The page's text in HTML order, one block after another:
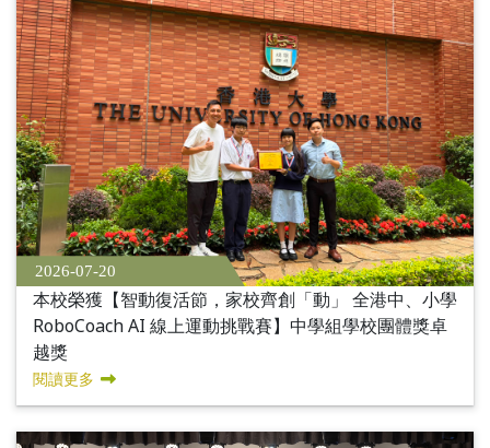
2026-07-20
本校榮獲【智動復活節，家校齊創「動」 全港中、小學
RoboCoach AI 線上運動挑戰賽】中學組學校團體獎卓
越獎
閱讀更多